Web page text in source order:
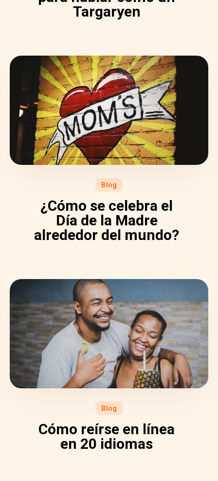
Targaryen
Blog
¿Cómo se celebra el
Día de la Madre
alrededor del mundo?
Blog
Cómo reírse en línea
en 20 idiomas